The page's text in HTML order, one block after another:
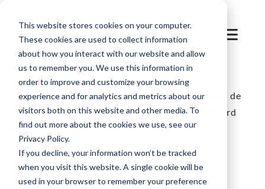
This website stores cookies on your computer.
These cookies are used to collect information
about how you interact with our website and allow
us to remember you. We use this information in
order to improve and customize your browsing
experience and for analytics and metrics about our
visitors both on this website and other media. To
find out more about the cookies we use, see our
Privacy Policy.
If you decline, your information won’t be tracked
when you visit this website. A single cookie will be
used in your browser to remember your preference
Blog /Stations de ski /SKIDATA Blog | Un bout de
nature dans la poche de vos visiteurs – la keycard
pure